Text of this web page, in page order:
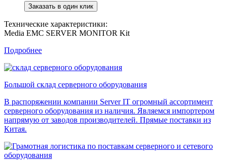
Технические характеристики:
Media EMC SERVER MONITOR Kit
Подробнее
Большой склад серверного оборудования
В распоряжении компании Server IT огромный ассортимент
серверного оборудования из наличия. Являемся импортером
напрямую от заводов производителей. Прямые поставки из
Китая.